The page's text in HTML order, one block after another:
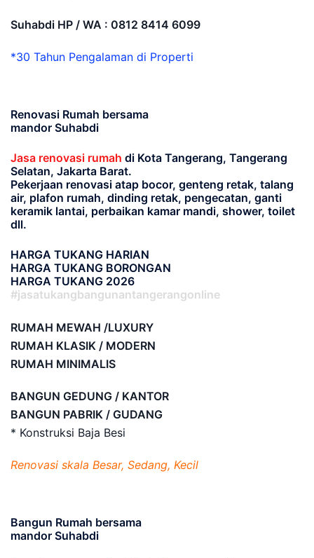
Suhabdi HP / WA : 0812 8414 6099
*30 Tahun Pengalaman di Properti
Renovasi Rumah bersama
mandor Suhabdi
Jasa renovasi rumah di Kota Tangerang, Tangerang
Selatan, Jakarta Barat.
Pekerjaan renovasi atap bocor, genteng retak, talang
air, plafon rumah, dinding retak, pengecatan, ganti
keramik lantai, perbaikan kamar mandi, shower, toilet
dll.
HARGA TUKANG HARIAN
HARGA TUKANG BORONGAN
HARGA TUKANG 2026
#jasatukangbangunantangerangonline
RUMAH MEWAH /LUXURY
RUMAH KLASIK / MODERN
RUMAH MINIMALIS
BANGUN GEDUNG / KANTOR
BANGUN PABRIK / GUDANG
* Konstruksi Baja Besi
Renovasi skala Besar, Sedang, Kecil
Bangun Rumah bersama
mandor Suhabdi